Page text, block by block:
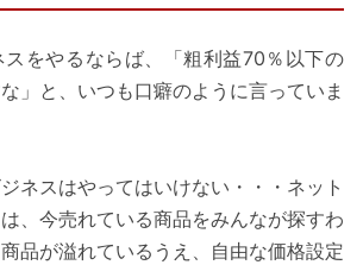
スをやるならば、「粗利益70％以下の
」と、いつも口癖のように言っていま
ネスはやってはいけない・・・ネット
、今売れている商品をみんなが探すわ
品が溢れているうえ、自由な価格設定